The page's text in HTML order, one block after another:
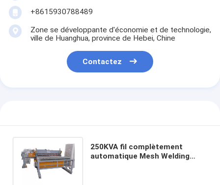
+8615930788489
Zone se développante d'économie et de technologie,
ville de Huanghua, province de Hebei, Chine
Contactez
250KVA fil complètement
automatique Mesh Welding